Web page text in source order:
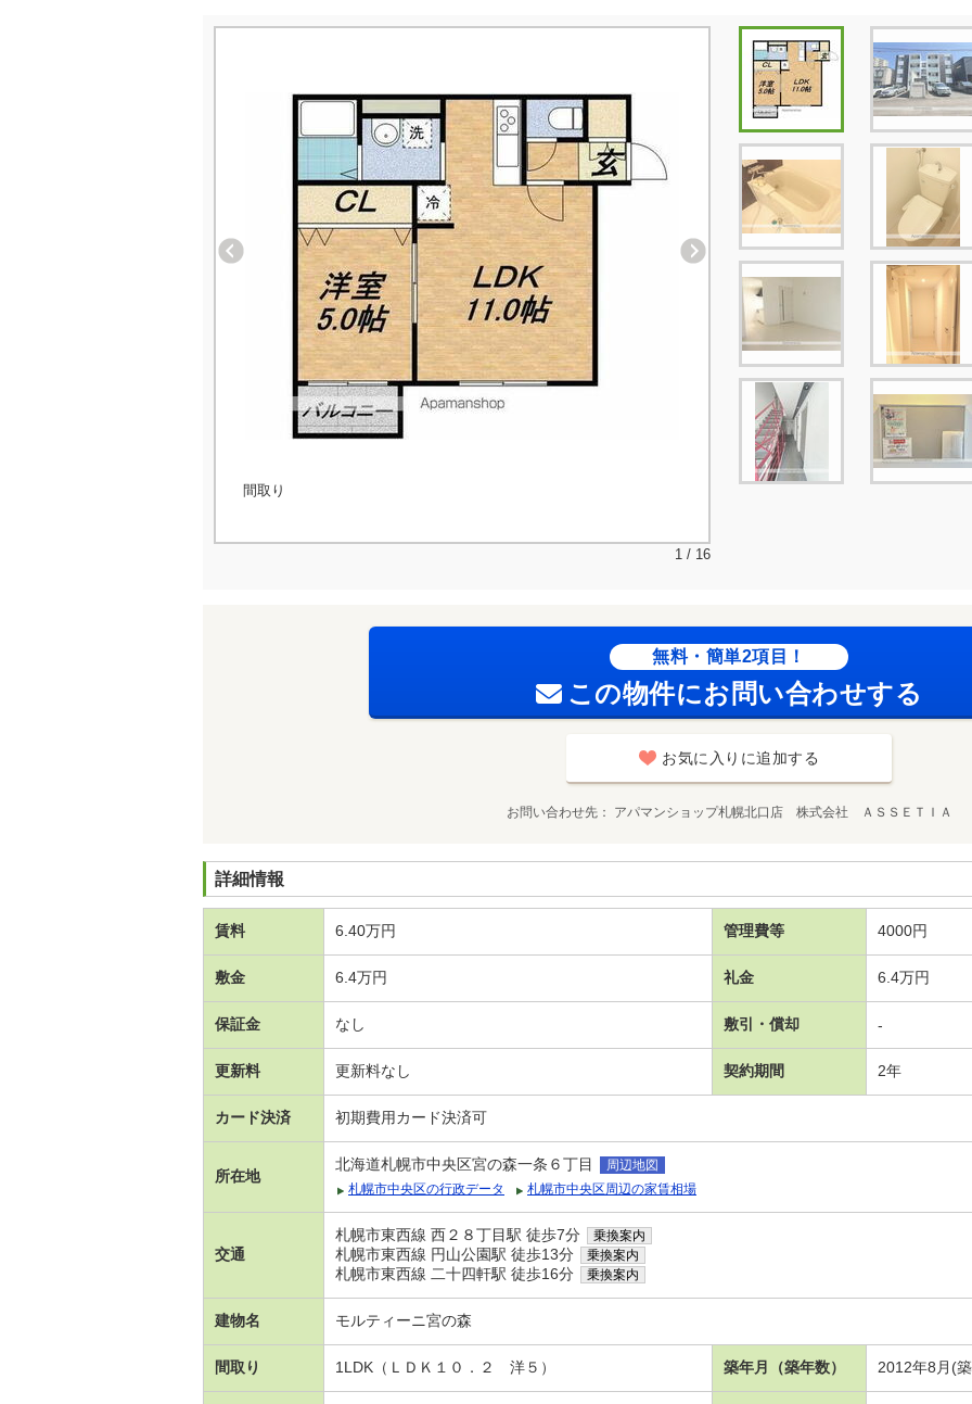
間取り
1 / 16
無料・簡単2項目！
この物件にお問い合わせする
お気に入りに追加する
お問い合わせ先 アパマンショップ札幌北口店 株式会社 ＡＳＳＥＴＩＡ
詳細情報
賃料 6.40万円 管理費等 4000円
敷金 6.4万円 礼金 6.4万円
保証金 なし 敷引・償却 -
更新料 更新料なし 契約期間 2年
カード決済 初期費用カード決済可
所在地
北海道札幌市中央区宮の森一条６丁目
周辺地図
札幌市中央区の行政データ
札幌市中央区周辺の家賃相場
交通
札幌市東西線 西２８丁目駅 徒歩7分 乗換案内
札幌市東西線 円山公園駅 徒歩13分 乗換案内
札幌市東西線 二十四軒駅 徒歩16分 乗換案内
建物名 モルティーニ宮の森
間取り 1LDK（ＬＤＫ１０．２ 洋５） 築年月（築年数） 2012年8月(